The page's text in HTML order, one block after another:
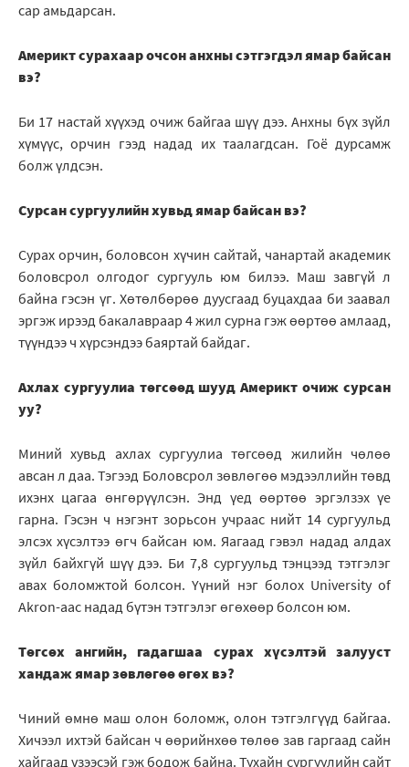
сар амьдарсан.
Америкт сурахаар очсон анхны сэтгэгдэл ямар байсан
вэ?
Би 17 настай хүүхэд очиж байгаа шүү дээ. Анхны бүх зүйл
хүмүүс, орчин гээд надад их таалагдсан. Гоё дурсамж
болж үлдсэн.
Сурсан сургуулийн хувьд ямар байсан вэ?
Сурах орчин, боловсон хүчин сайтай, чанартай академик
боловсрол олгодог сургууль юм билээ. Маш завгүй л
байна гэсэн үг. Хөтөлбөрөө дуусгаад буцахдаа би заавал
эргэж ирээд бакалавраар 4 жил сурна гэж өөртөө амлаад,
түүндээ ч хүрсэндээ баяртай байдаг.
Ахлах сургуулиа төгсөөд шууд Америкт очиж сурсан
уу?
Миний хувьд ахлах сургуулиа төгсөөд жилийн чөлөө
авсан л даа. Тэгээд Боловсрол зөвлөгөө мэдээллийн төвд
ихэнх цагаа өнгөрүүлсэн. Энд үед өөртөө эргэлзэх үе
гарна. Гэсэн ч нэгэнт зорьсон учраас нийт 14 сургуульд
элсэх хүсэлтээ өгч байсан юм. Яагаад гэвэл надад алдах
зүйл байхгүй шүү дээ. Би 7,8 сургуульд тэнцээд тэтгэлэг
авах боломжтой болсон. Үүний нэг болох University of
Akron-аас надад бүтэн тэтгэлэг өгөхөөр болсон юм.
Төгсөх ангийн, гадагшаа сурах хүсэлтэй залууст
хандаж ямар зөвлөгөө өгөх вэ?
Чиний өмнө маш олон боломж, олон тэтгэлгүүд байгаа.
Хичээл ихтэй байсан ч өөрийнхөө төлөө зав гаргаад сайн
хайгаад үзээсэй гэж бодож байна. Тухайн сургуулийн сайт